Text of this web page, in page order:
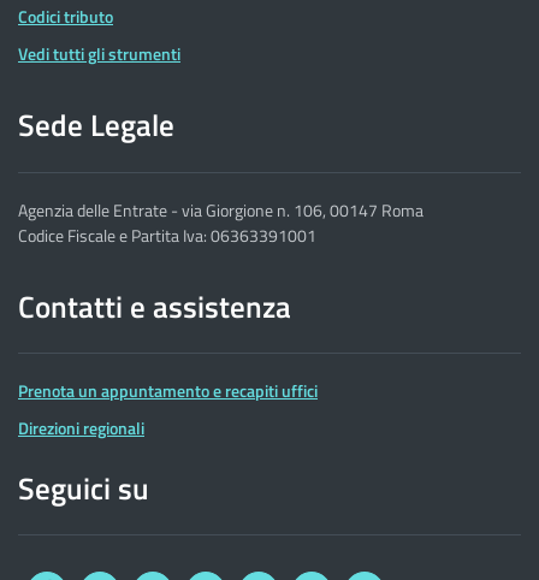
Codici tributo
Vedi tutti gli strumenti
Sede Legale
Agenzia delle Entrate - via Giorgione n. 106, 00147 Roma
Codice Fiscale e Partita Iva: 06363391001
Contatti e assistenza
Prenota un appuntamento e recapiti uffici
Direzioni regionali
Seguici su